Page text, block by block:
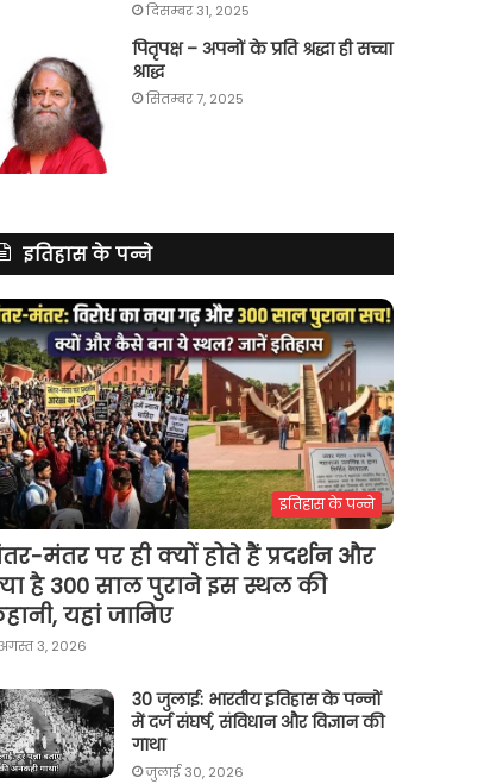
दिसम्बर 31, 2025
पितृपक्ष – अपनों के प्रति श्रद्धा ही सच्चा
श्राद्ध
सितम्बर 7, 2025
इतिहास के पन्ने
इतिहास के पन्ने
मंतर पर ही क्यों होते हैं प्रदर्शन और
है 300 साल पुराने इस स्थल की
यहां जानिए
अगस्त 3, 2026
30 जुलाई: भारतीय इतिहास के पन्नों
में दर्ज संघर्ष, संविधान और विज्ञान की
गाथा
जुलाई 30, 2026